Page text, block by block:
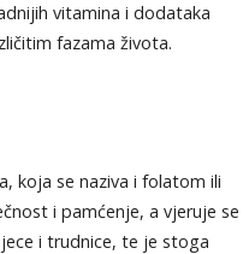
vitamina i dodataka
fazama života.
koja se naziva i folatom ili
i pamćenje, a vjeruje se
i trudnice, te je stoga